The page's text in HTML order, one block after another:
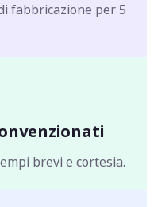
fabbricazione per 5
brevi e cortesia.